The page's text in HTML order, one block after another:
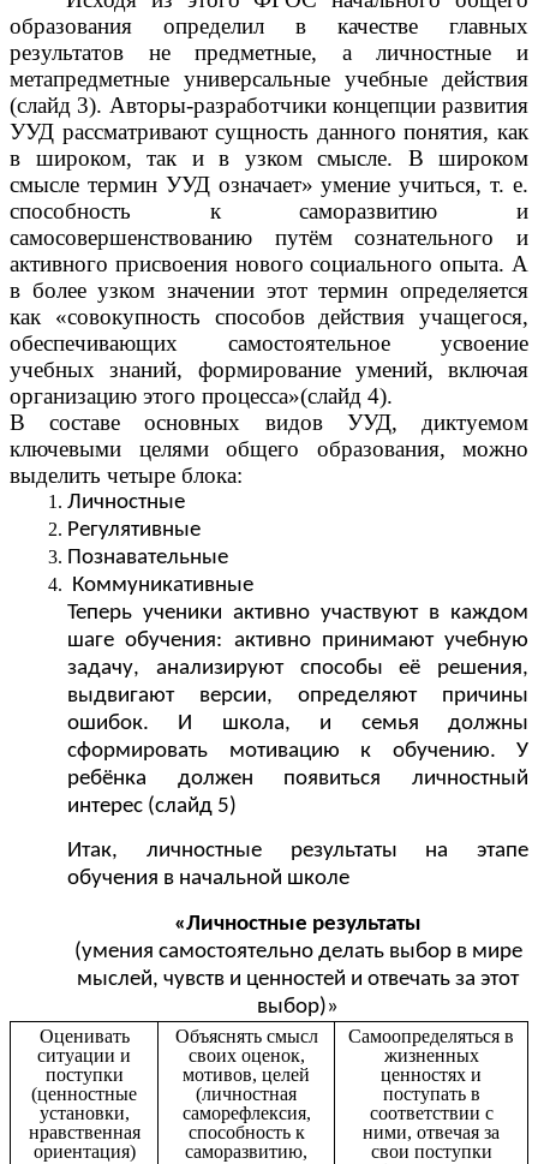
образования определил в качестве главных
результатов не предметные, а личностные и
метапредметные универсальные учебные действия
(слайд 3). Авторы-разработчики концепции развития
УУД рассматривают сущность данного понятия, как
в широком, так и в узком смысле. В широком
смысле термин УУД означает» умение учиться, т. е.
способность к саморазвитию и
самосовершенствованию путём сознательного и
активного присвоения нового социального опыта. А
в более узком значении этот термин определяется
как «совокупность способов действия учащегося,
обеспечивающих самостоятельное усвоение
учебных знаний, формирование умений, включая
организацию этого процесса»(слайд 4).
В составе основных видов УУД, диктуемом
ключевыми целями общего образования, можно
выделить четыре блока:
Личностные
Регулятивные
Познавательные
Коммуникативные
Теперь ученики активно участвуют в каждом
шаге обучения: активно принимают учебную
задачу, анализируют способы её решения,
выдвигают версии, определяют причины
ошибок. И школа, и семья должны
сформировать мотивацию к обучению. У
ребёнка должен появиться личностный
интерес (слайд 5)
Итак, личностные результаты на этапе
обучения в начальной школе
«Личностные результаты
(умения самостоятельно делать выбор в мире
мыслей, чувств и ценностей и отвечать за этот
выбор)»
Оценивать
ситуации и
поступки
(ценностные
установки,
нравственная
ориентация)
Объяснять смысл
своих оценок,
мотивов, целей
(личностная
саморефлексия,
способность к
саморазвитию,
Самоопределяться в
жизненных
ценностях и
поступать в
соответствии с
ними, отвечая за
свои поступки